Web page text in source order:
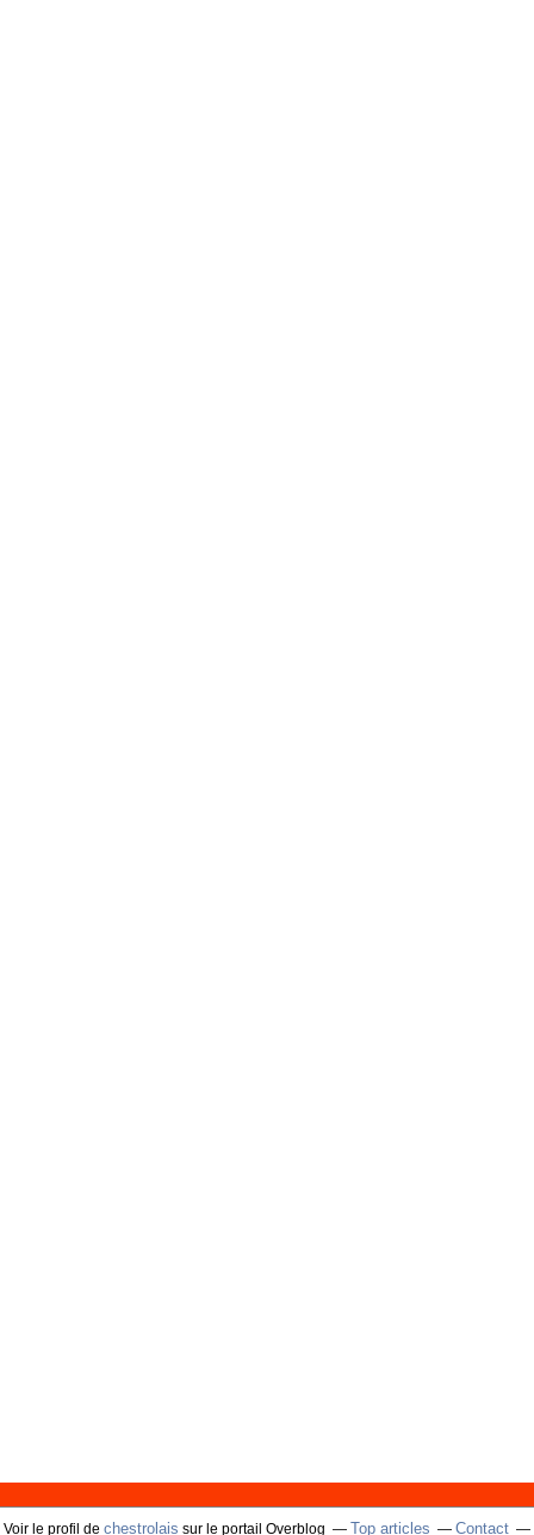
Voir le profil de chestrolais sur le portail Overblog Top articles Contact